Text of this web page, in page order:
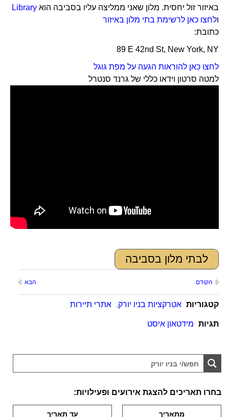
באיזור זול יחסית. מלון שאני ממליצה עליו בסביבה הוא Library
ולחצו כאן לרשימת בתי מלון באיזור
כתובת:
89 E 42nd St, New York, NY
לחצו כאן להוראות הגעה על מפת גוגל
למטה סרטון וידאו כללי של גרנד סנטרל
לבתי מלון בסביבה
הקודם הבא
קטגוריות אטרקציות בניו יורק, אתרי תיירות
תגיות מידטאון איסט
בחרו תאריכים להצגת אירועים ופעילויות: